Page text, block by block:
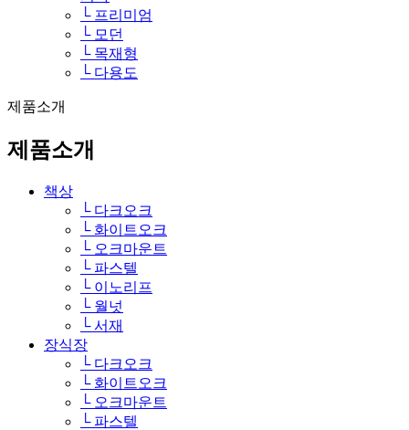
└ 프리미엄
└ 모던
└ 목재형
└ 다용도
제품소개
제품소개
책상
└ 다크오크
└ 화이트오크
└ 오크마운트
└ 파스텔
└ 이노리프
└ 월넛
└ 서재
장식장
└ 다크오크
└ 화이트오크
└ 오크마운트
└ 파스텔